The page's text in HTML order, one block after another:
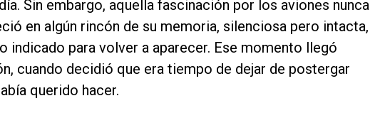
Sin embargo, aquella fascinación por los aviones nunca
en algún rincón de su memoria, silenciosa pero intacta,
indicado para volver a aparecer. Ese momento llegó
cuando decidió que era tiempo de dejar de postergar
querido hacer.